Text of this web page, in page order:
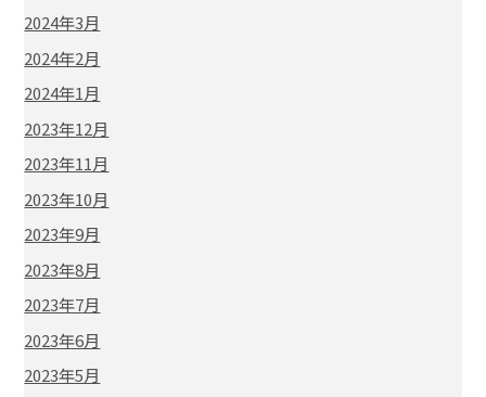
2024年3月
2024年2月
2024年1月
2023年12月
2023年11月
2023年10月
2023年9月
2023年8月
2023年7月
2023年6月
2023年5月